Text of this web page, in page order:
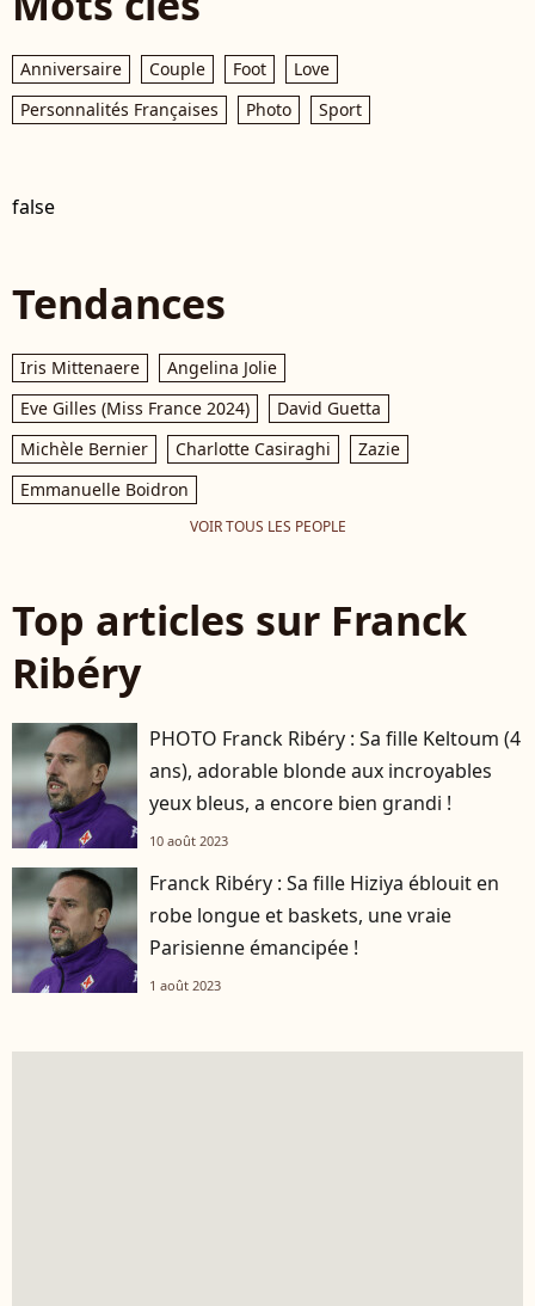
Anniversaire Couple Foot
Love
Personnalités Françaises
Photo Sport
false
Tendances
Iris Mittenaere
Angelina Jolie
Eve Gilles (Miss France 2024)
David Guetta
Michèle Bernier
Charlotte Casiraghi
Zazie
Emmanuelle Boidron
VOIR TOUS LES PEOPLE
Top articles sur Franck
Ribéry
PHOTO Franck Ribéry : Sa fille Keltoum (4
ans), adorable blonde aux incroyables
yeux bleus, a encore bien grandi !
10 août 2023
Franck Ribéry : Sa fille Hiziya éblouit en
robe longue et baskets, une vraie
Parisienne émancipée !
1 août 2023